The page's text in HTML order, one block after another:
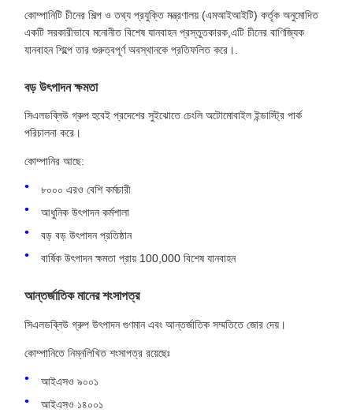
কোম্পানিটি চীনের শিল্প ও তথ্য প্রযুক্তি মন্ত্রণালয় (এমআইআইটি) কর্তৃক অনুমোদিত
একটি সরকারীভাবে মনোনীত বিশেষ যানবাহন প্রস্তুতকারক,এটি চীনের বাণিজ্যিক
যানবাহন শিল্পে তার গুরুত্বপূর্ণ অবস্থানকে প্রতিফলিত করে।.
বড় উৎপাদন ক্ষমতা
সিএলডব্লিউ গ্রুপ হুবেই প্রদেশের সুইঝোতে চেংলি অটোমোবাইল ইন্ডাস্ট্রি পার্ক
পরিচালনা করে।
কোম্পানির আছে:
৮০০০ এরও বেশি কর্মচারী
আধুনিক উৎপাদন কর্মশালা
বড় বড় উৎপাদন প্রতিষ্ঠান
বার্ষিক উৎপাদন ক্ষমতা প্রায় 100,000 বিশেষ যানবাহন
আন্তর্জাতিক মানের শংসাপত্র
সিএলডব্লিউ গ্রুপ উৎপাদন গুণমান এবং আন্তর্জাতিক সম্মতিতে জোর দেয়।
কোম্পানিতে নিম্নলিখিত শংসাপত্র রয়েছেঃ
আইএসও ৯০০১
আইএসও ১৪০০১